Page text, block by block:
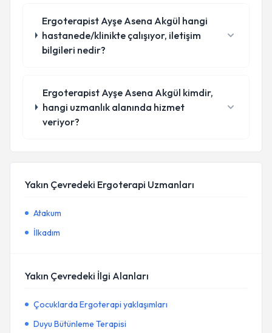
Ergoterapist Ayşe Asena Akgül hangi
hastanede/klinikte çalışıyor, iletişim
bilgileri nedir?
Ergoterapist Ayşe Asena Akgül kimdir,
hangi uzmanlık alanında hizmet
veriyor?
Yakın Çevredeki Ergoterapi Uzmanları
Atakum
İlkadım
Yakın Çevredeki İlgi Alanları
Çocuklarda Ergoterapi yaklaşımları
Duyu Bütünleme Terapisi